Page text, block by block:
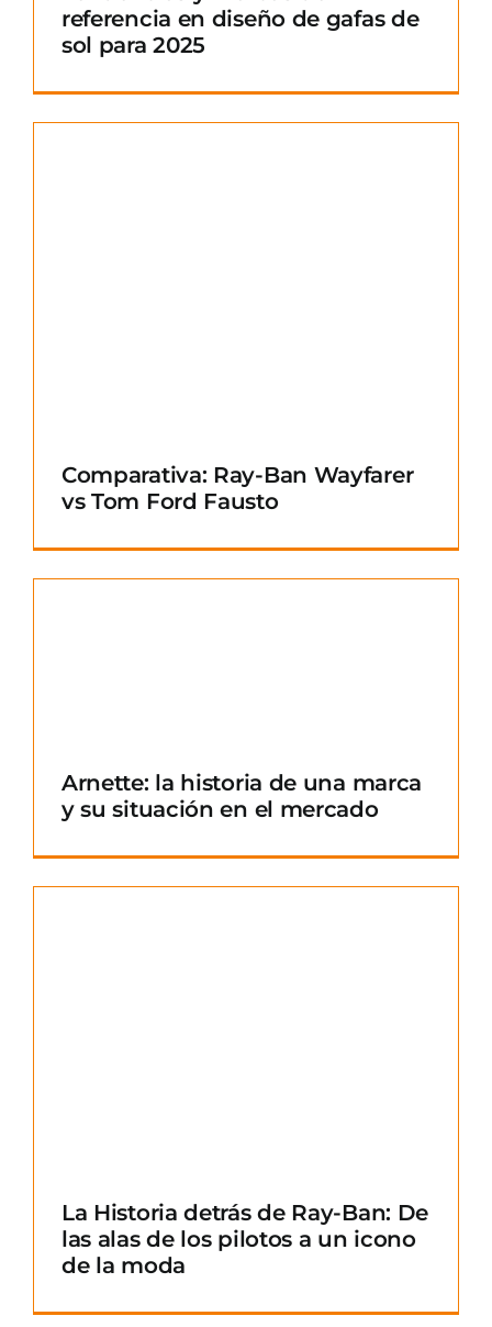
referencia en diseño de gafas de
sol para 2025
Comparativa: Ray-Ban Wayfarer
vs Tom Ford Fausto
Arnette: la historia de una marca
y su situación en el mercado
La Historia detrás de Ray-Ban: De
las alas de los pilotos a un icono
de la moda